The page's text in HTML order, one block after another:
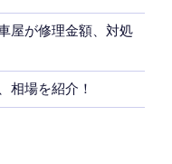
屋が修理金額、対処
相場を紹介！